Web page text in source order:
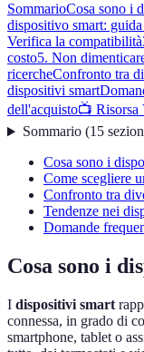
SommarioCosa sono i
dispositivo smart: guida
Verifica la compatibilità
costo5. Non
ricercheConfronto tra
dispositivi smart
dell'acquisto📺 Risorsa
Sommario(15
Cosa sono i
Come scegliere
Confronto tra
Tendenze nei
Domande
Cosa sono i
I dispositivi smart
connessa, in grado di
smartphone, tablet o